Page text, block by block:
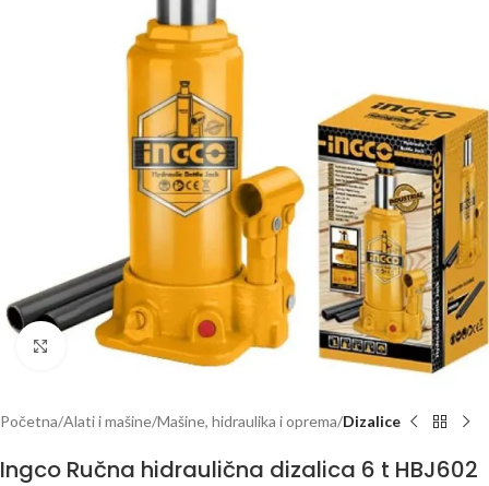
Kliknite za uvećanje
Početna Alati i mašine Mašine, hidraulika i oprema Dizalice
Ingco Ručna hidraulična dizalica 6 t HBJ602